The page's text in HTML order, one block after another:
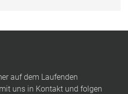
auf dem Laufenden
uns in Kontakt und folgen